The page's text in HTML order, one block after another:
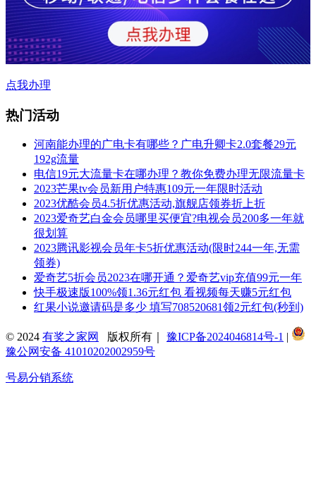
点我办理
热门活动
河南能办理的广电卡有哪些？广电升卿卡2.0套餐29元
192g流量
电信19元大流量卡在哪办理？教你免费办理无限流量卡
2023芒果tv会员新用户特惠109元一年限时活动
2023优酷会员4.5折优惠活动,旗舰店领券折上折
2023爱奇艺白金会员哪里买便宜?电视会员200多一年就
很划算
2023腾讯影视会员年卡5折优惠活动(限时244一年,无需
领券)
爱奇艺5折会员2023在哪开通？爱奇艺vip充值99元一年
快手极速版100%领1.36元红包 看视频每天赚5元红包
红果小说邀请码是多少 填写708520681领2元红包(秒到)
© 2024 有奖之家网 版权所有｜ 豫ICP备2024046814号-1 |
豫公网安备 41010202002959号
号易分销系统